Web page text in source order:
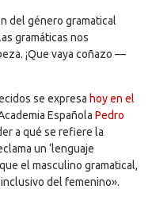
del género gramatical
gramáticas nos
¡Que vaya coñazo —
se expresa hoy en el
Española Pedro
a qué se refiere la
un ‘lenguaje
el masculino gramatical,
del femenino».